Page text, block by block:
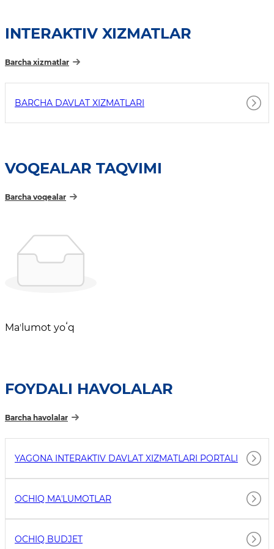
INTERAKTIV XIZMATLAR
Barcha xizmatlar
BARCHA DAVLAT XIZMATLARI
VOQEALAR TAQVIMI
Barcha voqealar
Maʼlumot yoʻq
FOYDALI HAVOLALAR
Barcha havolalar
YAGONA INTERAKTIV DAVLAT XIZMATLARI PORTALI
OCHIQ MAʼLUMOTLAR
OCHIQ BUDJET